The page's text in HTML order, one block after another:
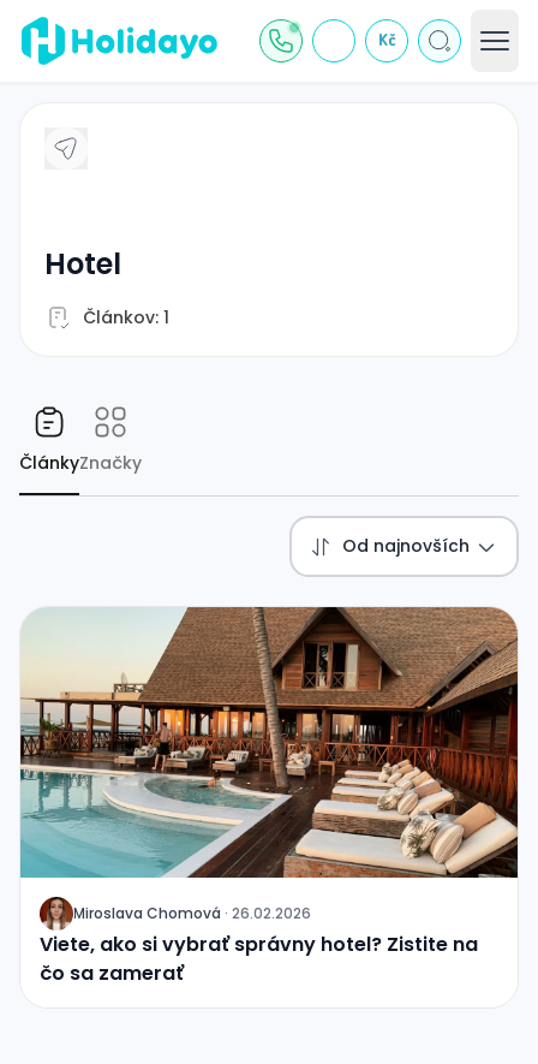
Kč
hotel
Článkov: 1
ČlánkyZnačky
Od najnovších
J Miroslava Chomová · 26.02.2026
Viete, ako si vybrať správny hotel? Zistite na
čo sa zamerať